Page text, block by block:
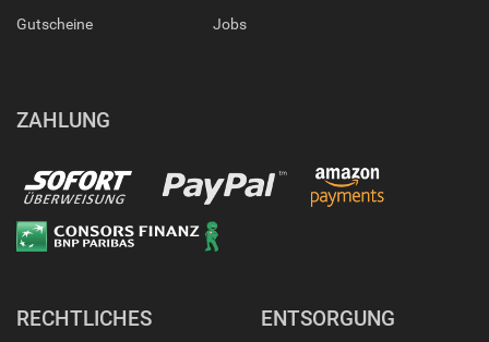
Gutscheine Jobs
ZAHLUNG
RECHTLICHES ENTSORGUNG